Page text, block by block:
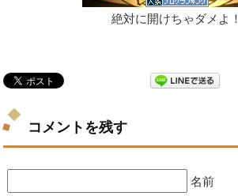
絶対に開けちゃダメよ！
コメントを残す
名前